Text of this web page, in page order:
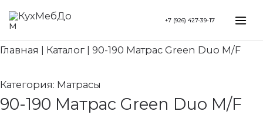
Перейти
содержимому
+7 (926) 427-39-17
Главная Каталог 90-190 Матрас Green Duo M/F
Категория: Матрасы
90-190 Матрас Green Duo M/F
Search...